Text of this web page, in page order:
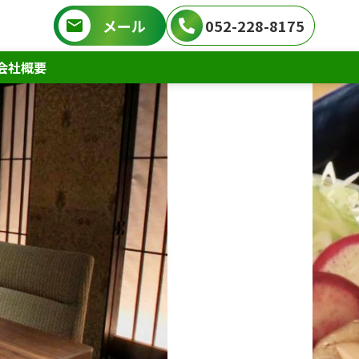
メール 052-228-8175
社概要